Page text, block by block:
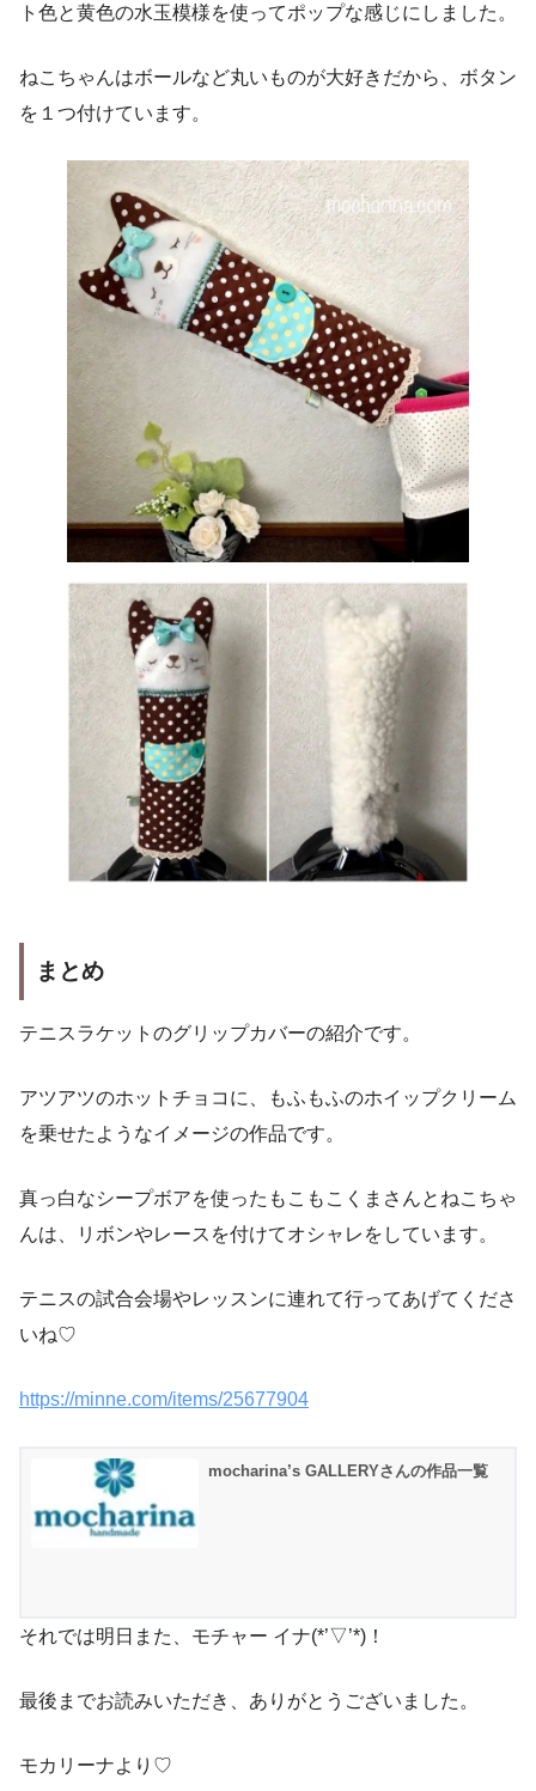
ト色と黄色の水玉模様を使ってポップな感じにしました。
ねこちゃんはボールなど丸いものが大好きだから、ボタン
を１つ付けています。
まとめ
テニスラケットのグリップカバーの紹介です。
アツアツのホットチョコに、もふもふのホイップクリーム
を乗せたようなイメージの作品です。
真っ白なシープボアを使ったもこもこくまさんとねこちゃ
んは、リボンやレースを付けてオシャレをしています。
テニスの試合会場やレッスンに連れて行ってあげてくださ
いね♡
https://minne.com/items/25677904
mocharina’s GALLERYさんの作品一覧
それでは明日また、モチャー イナ(*’▽’*)！
最後までお読みいただき、ありがとうございました。
モカリーナより♡